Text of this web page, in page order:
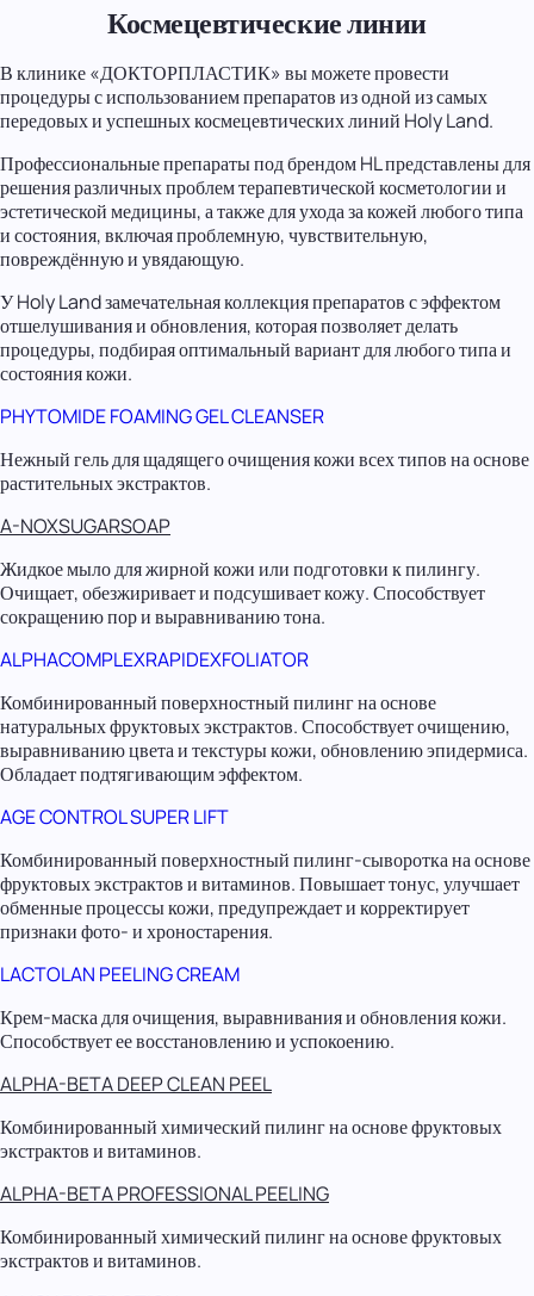
Космецевтические линии
В клинике «ДОКТОРПЛАСТИК» вы можете провести
процедуры с использованием препаратов из одной из самых
передовых и успешных космецевтических линий Holy Land.
Профессиональные препараты под брендом HL представлены для
решения различных проблем терапевтической косметологии и
эстетической медицины, а также для ухода за кожей любого типа
и состояния, включая проблемную, чувствительную,
повреждённую и увядающую.
У Holy Land замечательная коллекция препаратов с эффектом
отшелушивания и обновления, которая позволяет делать
процедуры, подбирая оптимальный вариант для любого типа и
состояния кожи.
PHYTOMIDE FOAMING GEL CLEANSER
Нежный гель для щадящего очищения кожи всех типов на основе
растительных экстрактов.
A-NOXSUGARSOAP
Жидкое мыло для жирной кожи или подготовки к пилингу.
Очищает, обезжиривает и подсушивает кожу. Способствует
сокращению пор и выравниванию тона.
ALPHACOMPLEXRAPIDEXFOLIATOR
Комбинированный поверхностный пилинг на основе
натуральных фруктовых экстрактов. Способствует очищению,
выравниванию цвета и текстуры кожи, обновлению эпидермиса.
Обладает подтягивающим эффектом.
AGE CONTROL SUPER LIFT
Комбинированный поверхностный пилинг-сыворотка на основе
фруктовых экстрактов и витаминов. Повышает тонус, улучшает
обменные процессы кожи, предупреждает и корректирует
признаки фото- и хроностарения.
LACTOLAN PEELING CREAM
Крем-маска для очищения, выравнивания и обновления кожи.
Способствует ее восстановлению и успокоению.
ALPHA-BETA DEEP CLEAN PEEL
Комбинированный химический пилинг на основе фруктовых
экстрактов и витаминов.
ALPHA-BETA PROFESSIONAL PEELING
Комбинированный химический пилинг на основе фруктовых
экстрактов и витаминов.